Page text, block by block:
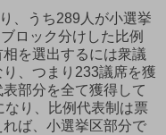
、うち289人が小選挙
ロック分けした比例
を選出するには衆議
、つまり233議席を獲
部分を全て獲得して
なり、比例代表制は票
ば、小選挙区部分で